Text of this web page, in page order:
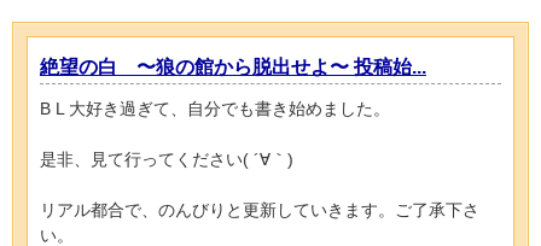
絶望の白 〜狼の館から脱出せよ〜 投稿始...
B L 大好き過ぎて、自分でも書き始めました。
是非、見て行ってください( ´∀｀)
リアル都合で、のんびりと更新していきます。ご了承下さ
い。